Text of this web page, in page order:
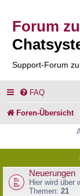
Forum
Support-Forum
FAQ
Foren-Übersicht
Neuerungen
Hier wird über
Themen: 21